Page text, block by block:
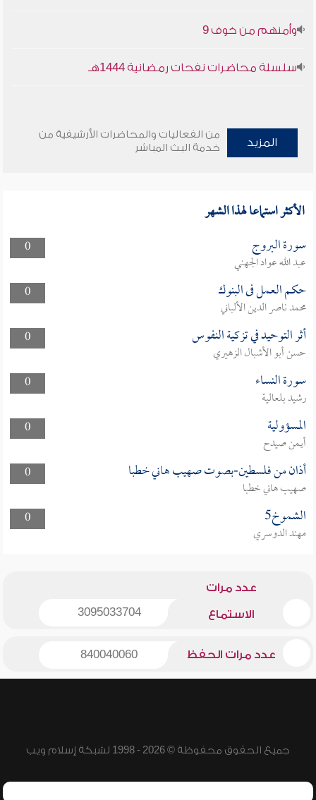
وأمنهم من خوف 9
سلسلة محاضرات نفحات رمضانية 1444هـ
المزيد
من الفعاليات والمحاضرات الأرشيفية من
خدمة البث المباشر
الأكثر استماعا لهذا الشهر
0 سورة البروج
عبد الله عواد الجهني
0
حكم العمل فى البنوك
محمد ناصر الدين الألباني
0
أثر التوحيد في تزكية النفوس
حسن أبو الأشبال الزهيري
0
سورة النساء
رشيد بلعالية
0
المسؤولية
أيمن صيدح
0
أذان من فلسطين-بصوت صهيب هاني خطبا
صهيب هاني خطبا
0
الشموخ5
مهند الدوسري
عدد مرات
الاستماع 3095033704
عدد مرات الحفظ 840040060
جميع الحقوق محفوظة © 2026 - 1998 لشبكة إسلام ويب